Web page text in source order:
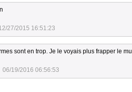
27/2015 16:51:23
sont en trop. Je le voyais plus frapper le
06/19/2016 06:56:53